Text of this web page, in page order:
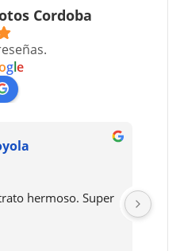
Cordoba
gle
hermoso. Super